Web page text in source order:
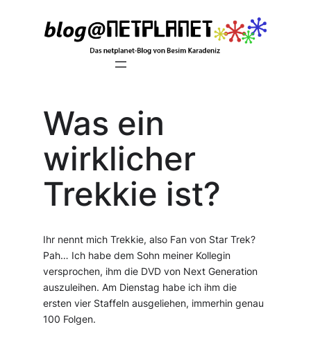
Was ein
wirklicher
Trekkie ist?
Ihr nennt mich Trekkie, also Fan von Star Trek?
Pah… Ich habe dem Sohn meiner Kollegin
versprochen, ihm die DVD von Next Generation
auszuleihen. Am Dienstag habe ich ihm die
ersten vier Staffeln ausgeliehen, immerhin genau
100 Folgen.